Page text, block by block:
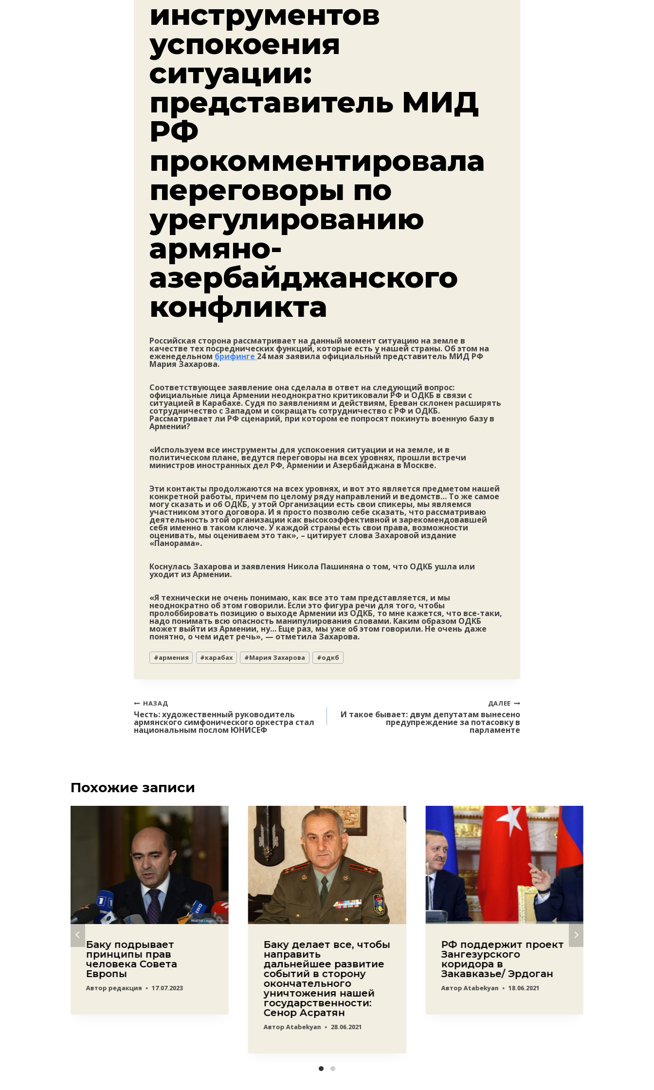
инструментов
успокоения
ситуации:
представитель МИД
РФ
прокомментировала
переговоры по
урегулированию
армяно-
азербайджанского
конфликта
Российская сторона рассматривает на данный момент ситуацию на земле в
качестве тех посреднических функций, которые есть у нашей страны. Об этом на
еженедельном брифинге 24 мая заявила официальный представитель МИД РФ
Мария Захарова.
Соответствующее заявление она сделала в ответ на следующий вопрос:
официальные лица Армении неоднократно критиковали РФ и ОДКБ в связи с
ситуацией в Карабахе. Судя по заявлениям и действиям, Ереван склонен расширять
сотрудничество с Западом и сокращать сотрудничество с РФ и ОДКБ.
Рассматривает ли РФ сценарий, при котором ее попросят покинуть военную базу в
Армении?
«Используем все инструменты для успокоения ситуации и на земле, и в
политическом плане, ведутся переговоры на всех уровнях, прошли встречи
министров иностранных дел РФ, Армении и Азербайджана в Москве.
Эти контакты продолжаются на всех уровнях, и вот это является предметом нашей
конкретной работы, причем по целому ряду направлений и ведомств… То же самое
могу сказать и об ОДКБ, у этой Организации есть свои спикеры, мы являемся
участником этого договора. И я просто позволю себе сказать, что рассматриваю
деятельность этой организации как высокоэффективной и зарекомендовавшей
себя именно в таком ключе. У каждой страны есть свои права, возможности
оценивать, мы оцениваем это так», – цитирует слова Захаровой издание
«Панорама».
Коснулась Захарова и заявления Никола Пашиняна о том, что ОДКБ ушла или
уходит из Армении.
«Я технически не очень понимаю, как все это там представляется, и мы
неоднократно об этом говорили. Если это фигура речи для того, чтобы
пролоббировать позицию о выходе Армении из ОДКБ, то мне кажется, что все-таки,
надо понимать всю опасность манипулирования словами. Каким образом ОДКБ
может выйти из Армении, ну… Еще раз, мы уже об этом говорили. Не очень даже
понятно, о чем идет речь», — отметила Захарова.
Метки
записи:
#армения #карабах #Мария Захарова #одкб
Навигация
по
записям
НАЗАД
Честь: художественный руководитель
армянского симфонического оркестра стал
национальным послом ЮНИСЕФ
ДАЛЕЕ
И такое бывает: двум депутатам вынесено
предупреждение за потасовку в
парламенте
Похожие записи
Баку подрывает
принципы прав
человека Совета
Европы
Автор редакция 17.07.2023
Баку делает все, чтобы
направить
дальнейшее развитие
событий в сторону
окончательного
уничтожения нашей
государственности:
Сенор Асратян
Автор Atabekyan 28.06.2021
РФ поддержит проект
Зангезурского
коридора в
Закавказье/ Эрдоган
АвторAtabekyan 18.06.2021